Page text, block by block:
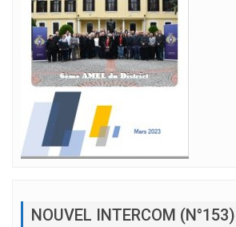
NOUVEL INTERCOM (N°153)